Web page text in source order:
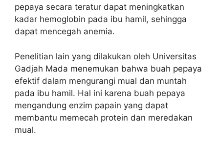
pepaya secara teratur dapat meningkatkan
kadar hemoglobin pada ibu hamil, sehingga
dapat mencegah anemia.
Penelitian lain yang dilakukan oleh Universitas
Gadjah Mada menemukan bahwa buah pepaya
efektif dalam mengurangi mual dan muntah
pada ibu hamil. Hal ini karena buah pepaya
mengandung enzim papain yang dapat
membantu memecah protein dan meredakan
mual.